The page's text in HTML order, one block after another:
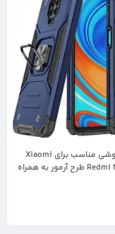
قاب اورجینال گوشی مناسب برای Xiaomi
Redmi Note 9 Pro Max طرح آرمور به همراه